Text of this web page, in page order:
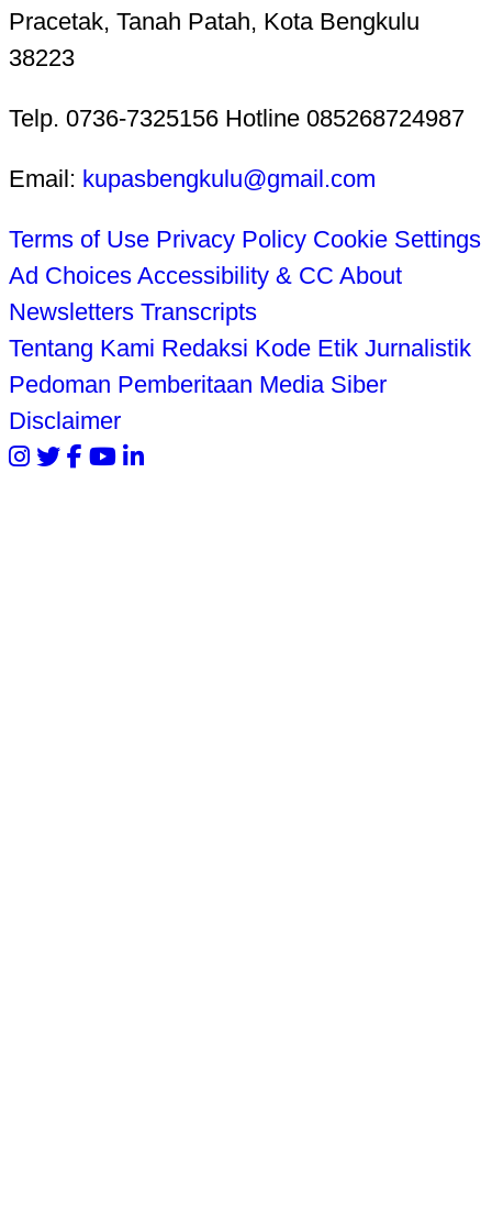
Pracetak, Tanah Patah, Kota Bengkulu
38223
Telp. 0736-7325156 Hotline 085268724987
Email: kupasbengkulu@gmail.com
Terms of Use Privacy Policy Cookie Settings
Ad Choices Accessibility & CC About
Newsletters Transcripts
Tentang Kami Redaksi Kode Etik Jurnalistik
Pedoman Pemberitaan Media Siber
Disclaimer